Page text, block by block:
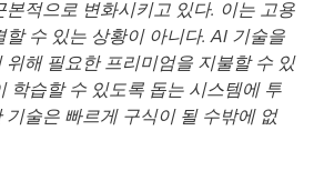
적으로 변화시키고 있다. 이는 고용
수 있는 상황이 아니다. AI 기술을
해 필요한 프리미엄을 지불할 수 있
학습할 수 있도록 돕는 시스템에 투
술은 빠르게 구식이 될 수밖에 없